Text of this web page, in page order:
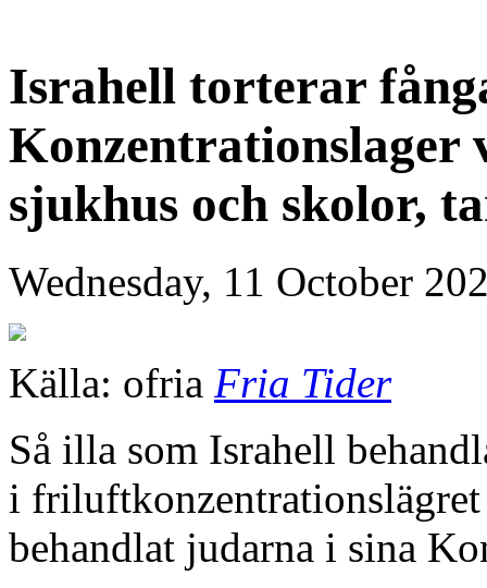
Israhell torterar
Konzentrationslager
sjukhus och skolor,
Wednesday, 11 October
Källa: ofria Fria Tider
Så illa som Israhell
i
behandlat judarna i sina